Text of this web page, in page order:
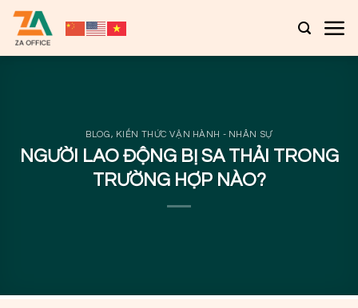
Bỏ
qua
BLOG, KIẾN THỨC VẬN HÀNH - NHÂN SỰ
NGƯỜI LAO ĐỘNG BỊ SA THẢI TRONG
TRƯỜNG HỢP NÀO?